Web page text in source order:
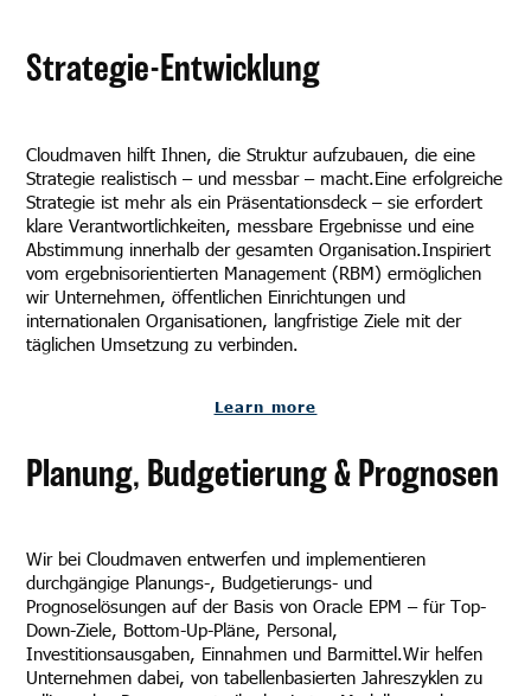
Strategie-Entwicklung
Cloudmaven hilft Ihnen, die Struktur aufzubauen, die eine
Strategie realistisch – und messbar – macht.Eine erfolgreiche
Strategie ist mehr als ein Präsentationsdeck – sie erfordert
klare Verantwortlichkeiten, messbare Ergebnisse und eine
Abstimmung innerhalb der gesamten Organisation.Inspiriert
vom ergebnisorientierten Management (RBM) ermöglichen
wir Unternehmen, öffentlichen Einrichtungen und
internationalen Organisationen, langfristige Ziele mit der
täglichen Umsetzung zu verbinden.
Learn more
Planung, Budgetierung & Prognosen
Wir bei Cloudmaven entwerfen und implementieren
durchgängige Planungs-, Budgetierungs- und
Prognoselösungen auf der Basis von Oracle EPM – für Top-
Down-Ziele, Bottom-Up-Pläne, Personal,
Investitionsausgaben, Einnahmen und Barmittel.Wir helfen
Unternehmen dabei, von tabellenbasierten Jahreszyklen zu